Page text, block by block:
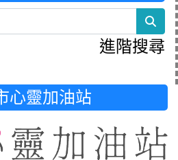
進階搜尋
心靈加油站